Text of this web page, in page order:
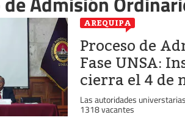
AREQUIPA
Proceso de
Fase UNSA:
cierra el 4 de
Las autoridades
1318 vacantes